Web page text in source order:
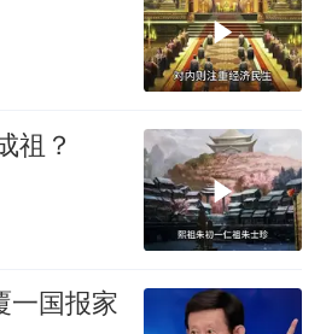
祖？
一国报家